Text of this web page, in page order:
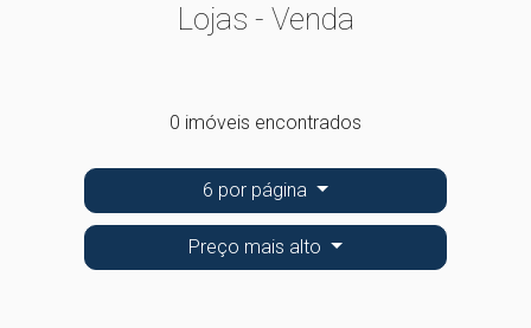
Lojas - Venda
0 imóveis encontrados
6 por página
Preço mais alto